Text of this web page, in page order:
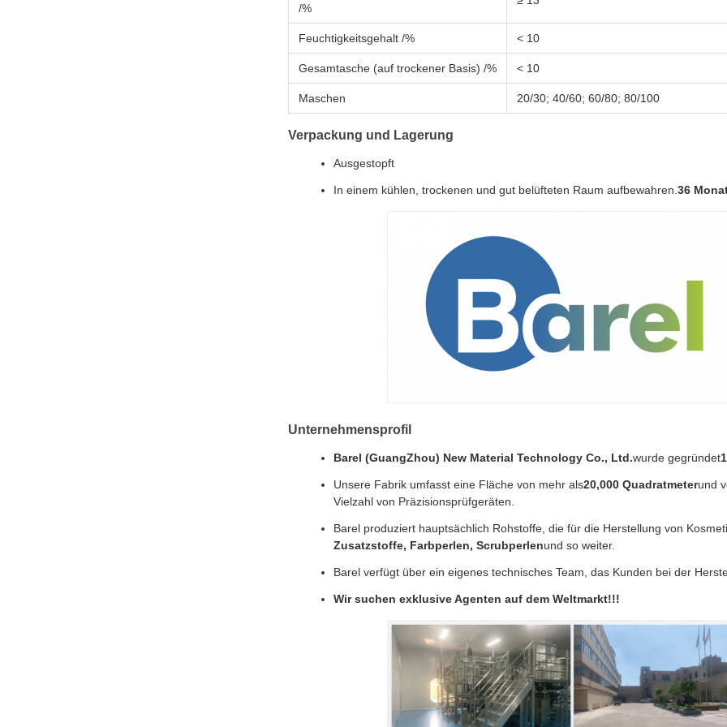
/%
Feuchtigkeitsgehalt /% < 10
Gesamtasche (auf trockener Basis) /% < 10
Maschen 20/30; 40/60; 60/80; 80/100
Verpackung und Lagerung
Ausgestopft
In einem kühlen, trockenen und gut belüfteten Raum aufbewahren. 36
Unternehmensprofil
Barel (GuangZhou) New Material Technology Co., Ltd.wurde gegründet
Unsere Fabrik umfasst eine Fläche von mehr als20,000 Quadratmeterund
Vielzahl von Präzisionsprüfgeräten.
Barel produziert hauptsächlich Rohstoffe, die für die Herstellung von
Zusatzstoffe, Farbperlen, Scrubperlenund so weiter.
Barel verfügt über ein eigenes technisches Team, das Kunden bei der
Wir suchen exklusive Agenten auf dem Weltmarkt!!!